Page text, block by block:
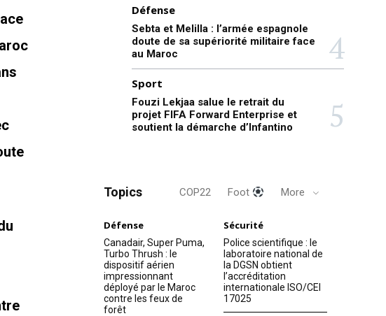
Défense
Sebta et Melilla : l’armée espagnole
doute de sa supériorité militaire face
au Maroc
Sport
Fouzi Lekjaa salue le retrait du
projet FIFA Forward Enterprise et
soutient la démarche d’Infantino
Topics COP22 Foot More
Défense
Canadair, Super Puma,
Turbo Thrush : le
dispositif aérien
impressionnant
déployé par le Maroc
contre les feux de
forêt
Sécurité
Police scientifique : le
laboratoire national de
la DGSN obtient
l’accréditation
internationale ISO/CEI
17025